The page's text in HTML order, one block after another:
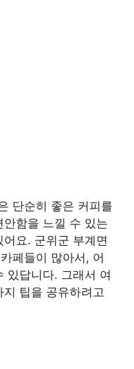
단순히 좋은 커피를
함을 느낄 수 있는
요. 군위군 부계면
페들이 많아서, 어
있답니다. 그래서 여
팁을 공유하려고